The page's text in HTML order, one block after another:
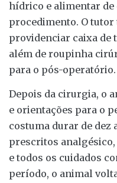
hídrico e alimentar de
procedimento. O tutor
providenciar caixa de
além de roupinha
para o pós-operatório.
Depois da cirurgia, o
e orientações para o
costuma durar de dez
prescritos
e todos os cuidados
período, o animal